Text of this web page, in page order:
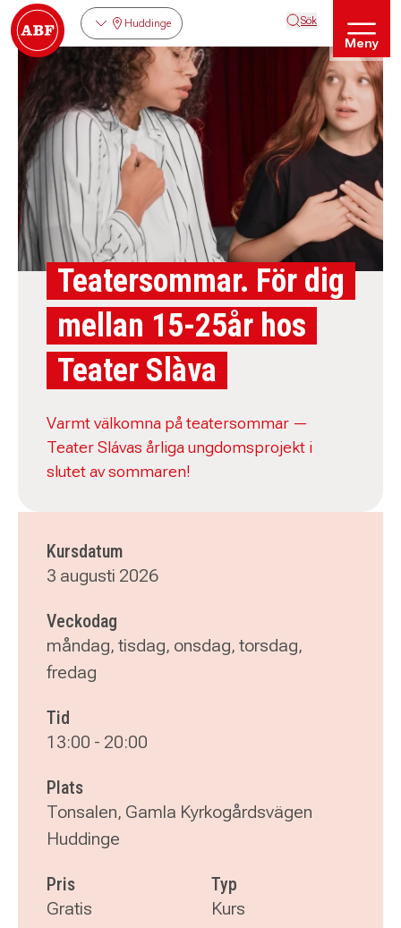
Huddinge Sök
Meny
Teatersommar. För dig
mellan 15-25år hos
Teater Slàva
Varmt välkomna på teatersommar —
Teater Slávas årliga ungdomsprojekt i
slutet av sommaren!
Kursdatum
3 augusti 2026
Veckodag
måndag, tisdag, onsdag, torsdag,
fredag
Tid
13:00 - 20:00
Plats
Tonsalen, Gamla Kyrkogårdsvägen
Huddinge
Pris
Gratis
Typ
Kurs